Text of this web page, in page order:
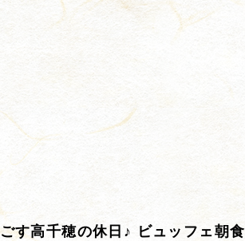
す高千穂の休日♪ ビュッフェ朝食